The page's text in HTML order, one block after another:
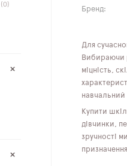
(0)
Бренд:
Для
Вибираючи
міцність,
навчальний
Купити
дівчинки,
зручності